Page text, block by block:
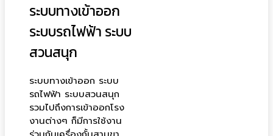
ระบบทางเข้าออก
ระบบรถไฟฟ้า ระบบ
สวนสนุก
ระบบทางเข้าออก ระบบ
รถไฟฟ้า ระบบสวนสนุก
รวมไปถึงการเข้าออกโรง
งานต่างๆ ก็มีการใช้งาน